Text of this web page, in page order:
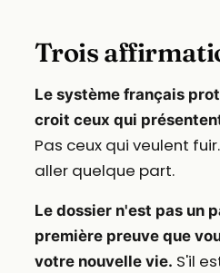
Trois
Le système français
croit ceux qui
Pas ceux qui veulent
aller quelque part.
Le dossier n'est pas un
première preuve que
votre nouvelle vie. S'il